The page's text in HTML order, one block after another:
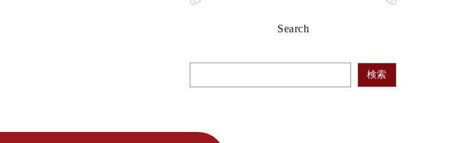
Search
検索